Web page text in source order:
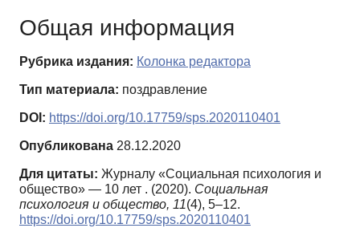
Общая информация
Рубрика издания: Колонка редактора
Тип материала: поздравление
DOI: https://doi.org/10.17759/sps.2020110401
Опубликована 28.12.2020
Для цитаты: Журналу «Социальная психология и
общество» — 10 лет . (2020). Социальная
психология и общество, 11(4), 5–12.
https://doi.org/10.17759/sps.2020110401